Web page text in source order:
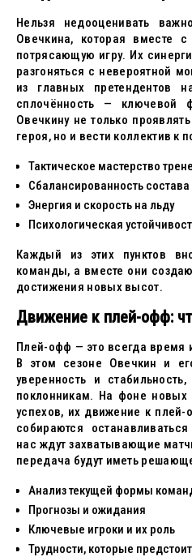
Нельзя недооценивать
Овечкина, которая вместе с
потрясающую игру. Их
разгоняться с невероятной
из главных претендентов
сплочённость — ключевой
Овечкину не только
героя, но и вести коллектив к
Тактическое мастерство
Сбалансированность состава
Энергия и скорость на льду
Психологическая
Каждый из этих пунктов
команды, а вместе они
достижения новых высот.
Движение к плей-офф:
Плей-офф — это всегда время
В этом сезоне Овечкин и
уверенность и
поклонникам. На фоне
успехов, их движение к
собираются
нас ждут захватывающие
передача будут иметь
Анализ текущей формы
Прогнозы и ожидания
Ключевые игроки и их роль
Трудности, которые